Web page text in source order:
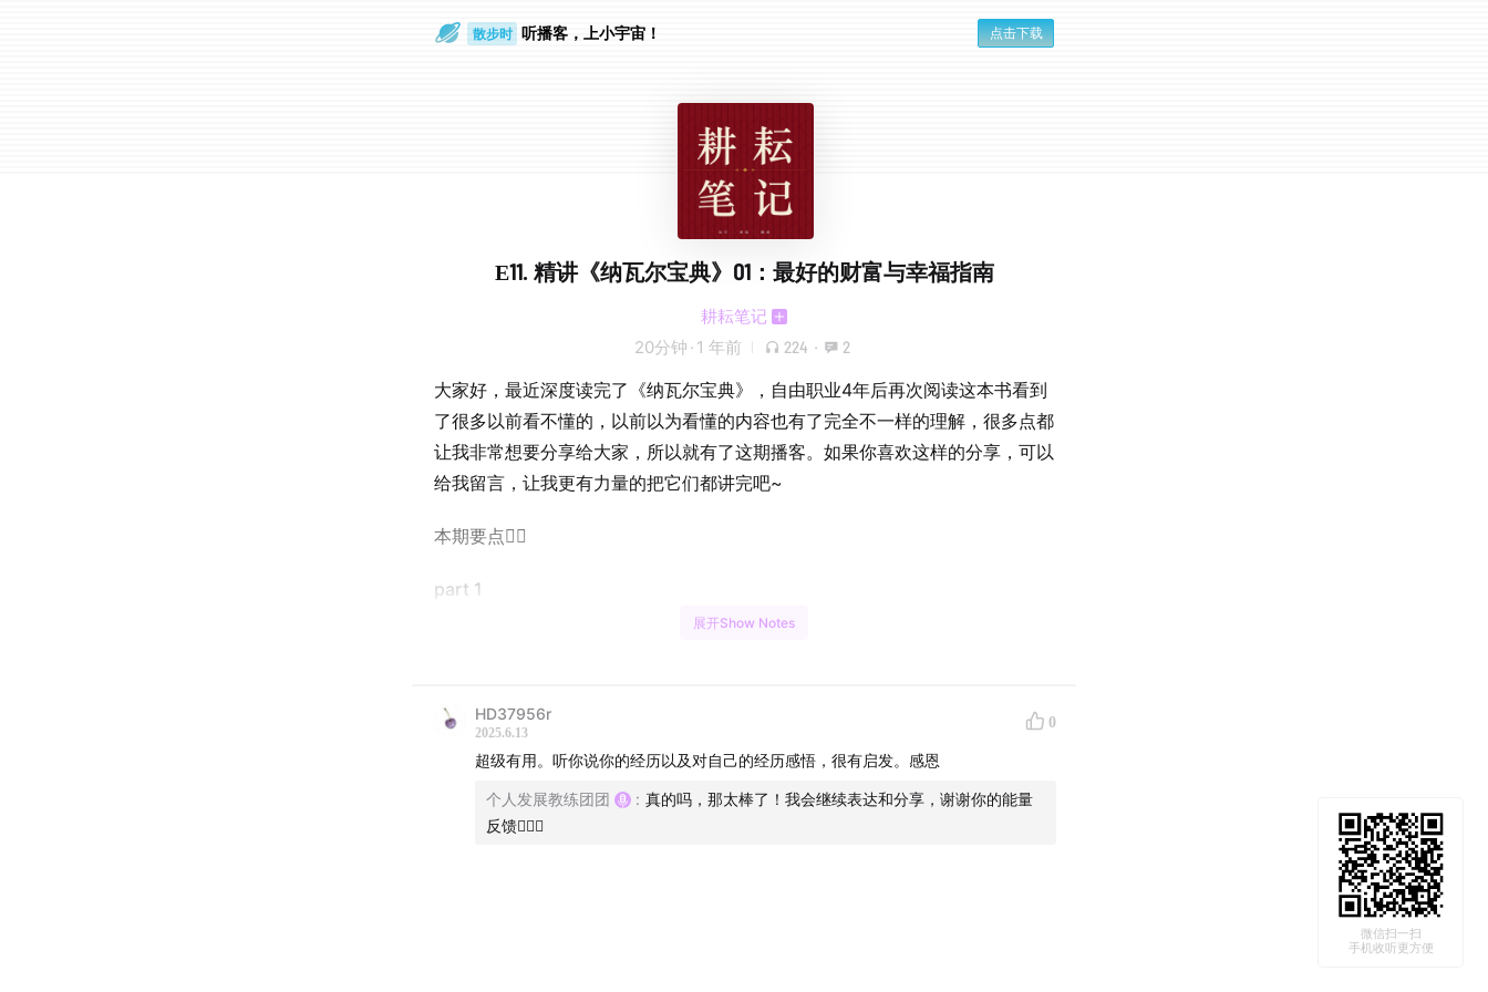
散步时 听播客，上小宇宙！ 点击下载
E11. 精讲《纳瓦尔宝典》01：最好的财富与幸福指南
耕耘笔记
20分钟 · 1 年前 224 · 2
大家好，最近深度读完了《纳瓦尔宝典》，自由职业4年后再次阅读这本书看到
了很多以前看不懂的，以前以为看懂的内容也有了完全不一样的理解，很多点都
让我非常想要分享给大家，所以就有了这期播客。如果你喜欢这样的分享，可以
给我留言，让我更有力量的把它们都讲完吧~
本期要点✍🏻
part 1
有些话不知道在哪里说，但我又想找个树洞讲出来，当时裸辞照顾妈妈的时候，
城市、大公司回到老家重新开始。但无论是当时，还是此刻，我从不后悔我的决
展开Show Notes
HD37956r
2025.6.13
0
超级有用。听你说你的经历以及对自己的经历感悟，很有启发。感恩
个人发展教练团团 : 真的吗，那太棒了！我会继续表达和分享，谢谢你的能量
反馈❤️‍🔥💕
微信扫一扫
手机收听更方便